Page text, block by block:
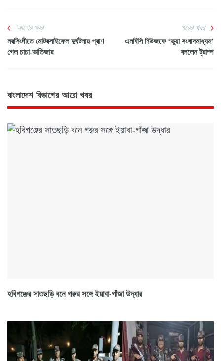
আগের খবর
নরসিংদীতে মোটরসাইকেল দুর্ঘটনায় প্রাণ
গেল চাচা-ভাতিজার
পরের খবর
এনবিসি নিউজকে ‘ভুয়া সংবাদমাধ্যম’
বললেন ট্রাম্প
বাংলাদেশ বিভাগের আরো খবর
হবিগঞ্জের সাতছড়ি বনে গরুর সঙ্গে ইয়াবা-গাঁজা উদ্ধার